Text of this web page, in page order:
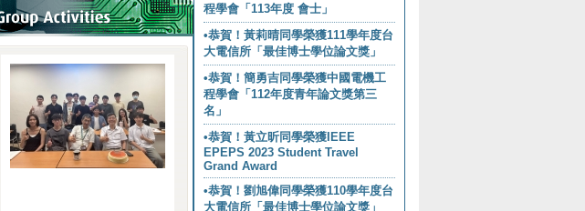
程學會「113年度 會士」
•恭賀！黃莉晴同學榮獲111學年度台
大電信所「最佳博士學位論文獎」
•恭賀！簡勇吉同學榮獲中國電機工
程學會「112年度青年論文獎第三
名」
•恭賀！黃立昕同學榮獲IEEE
EPEPS 2023 Student Travel
Grand Award
•恭賀！劉旭偉同學榮獲110學年度台
大電信所「最佳博士學位論文獎」